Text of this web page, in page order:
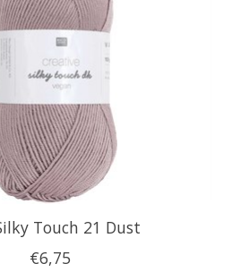
Touch 21 Dust
€6,75